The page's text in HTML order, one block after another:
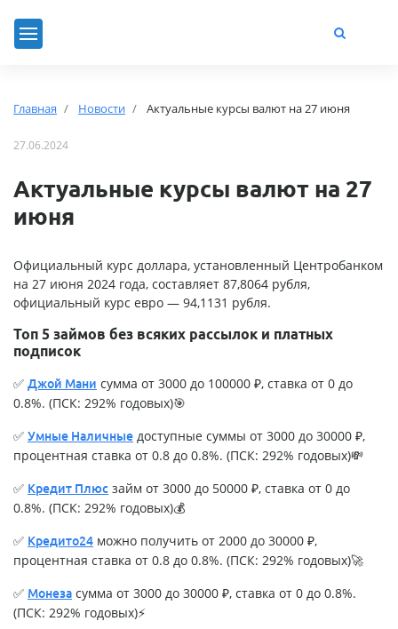
Главная Новости Актуальные курсы валют на 27 июня
27.06.2024
Актуальные курсы валют на 27
июня
Официальный курс доллара, установленный Центробанком
на 27 июня 2024 года, составляет 87,8064 рубля,
официальный курс евро — 94,1131 рубля.
Топ 5 займов без всяких рассылок и платных
подписок
✅ Джой Мани сумма от 3000 до 100000 ₽, ставка от 0 до
0.8%. (ПСК: 292% годовых)🎯
✅ Умные Наличные доступные суммы от 3000 до 30000 ₽,
процентная ставка от 0.8 до 0.8%. (ПСК: 292% годовых)💸
✅ Кредит Плюс займ от 3000 до 50000 ₽, ставка от 0 до
0.8%. (ПСК: 292% годовых)💰
✅ Кредито24 можно получить от 2000 до 30000 ₽,
процентная ставка от 0.8 до 0.8%. (ПСК: 292% годовых)🚀
✅ Монеза сумма от 3000 до 30000 ₽, ставка от 0 до 0.8%.
(ПСК: 292% годовых)⚡